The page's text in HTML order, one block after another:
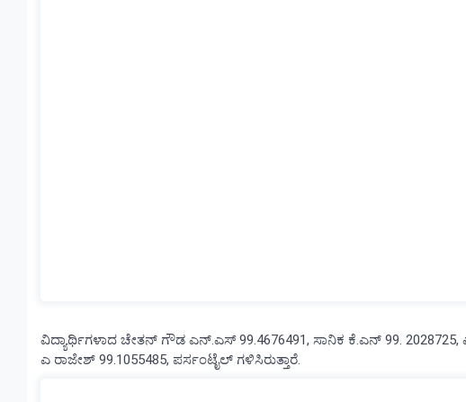
ವಿದ್ಯಾರ್ಥಿಗಳಾದ ಚೇತನ್ ಗೌಡ ಎನ್.ಎಸ್ 99.4676491, ಸಾನಿಕ ಕೆ.ಎನ್ 99.
ಎ ರಾಜೇಶ್ 99.1055485, ಪರ್ಸಂಟೈಲ್ ಗಳಿಸಿರುತ್ತಾರೆ.